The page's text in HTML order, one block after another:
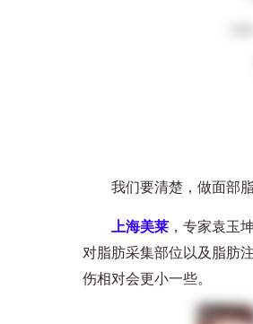
我们要清楚，做面部脂
上海美莱 ，专家袁玉
对脂肪采集部位以及脂肪
伤相对会更小一些。